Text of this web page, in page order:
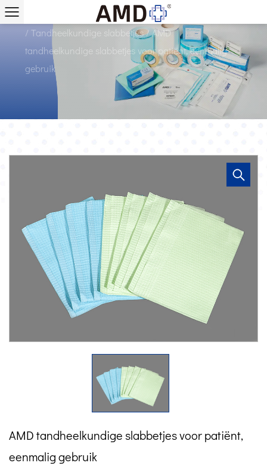
Producten/AMD medische wegwerpbaar
/ Tandheelkundige slabbetjes/AMD
tandheelkundige slabbetjes voor patiënt, eenmalig
gebruik
AMD tandheelkundige slabbetjes voor patiënt,
eenmalig gebruik